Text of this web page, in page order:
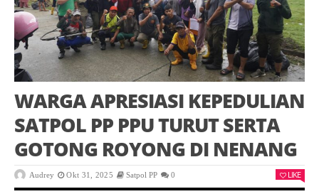
WARGA APRESIASI KEPEDULIAN
SATPOL PP PPU TURUT SERTA
GOTONG ROYONG DI NENANG
Audrey Okt 31, 2025 Satpol PP 0 LIKE